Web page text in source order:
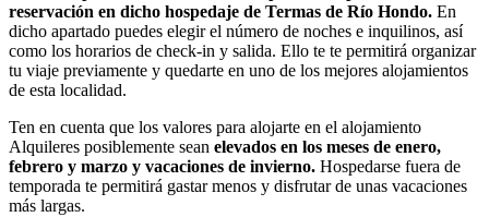
reservación en dicho hospedaje de Termas de Río Hondo. En
dicho apartado puedes elegir el número de noches e inquilinos, así
como los horarios de check-in y salida. Ello te te permitirá organizar
tu viaje previamente y quedarte en uno de los mejores alojamientos
de esta localidad.
Ten en cuenta que los valores para alojarte en el alojamiento
Alquileres posiblemente sean elevados en los meses de enero,
febrero y marzo y vacaciones de invierno. Hospedarse fuera de
temporada te permitirá gastar menos y disfrutar de unas vacaciones
más largas.